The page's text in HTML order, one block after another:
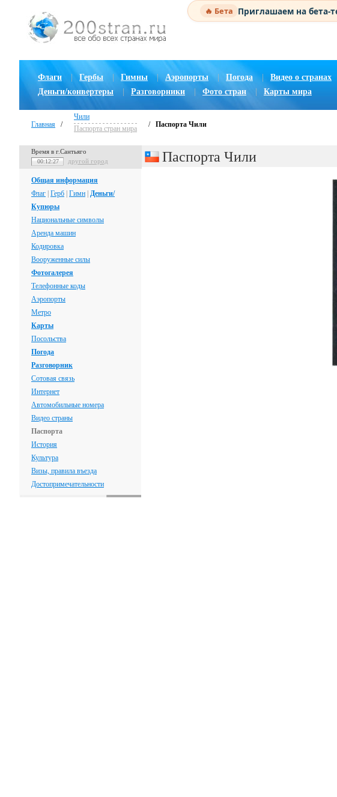
🔥 Бета Приглашаем на бета-
Флаги Гербы Гимны | Аэропорты Погода | Видео о странах
Деньги/конвертеры
Разговорники Фото стран Карты мира
Главная /
Чили
Паспорта стран мира
/ Паспорта Чили
Время в г.Сантьяго
00:12:28 другой город
Общая информация
Флаг Герб Гимн Деньги/
Купюры
Национальные символы
Аренда машин
Кодировка
Вооруженные силы
Фотогалерея
Телефонные коды
Аэропорты
Метро
Карты
Посольства
Погода
Разговорник
Сотовая связь
Интернет
Автомобильные номера
Видео страны
Паспорта
История
Культура
Визы, правила въезда
Достопримечательности
Паспорта Чили